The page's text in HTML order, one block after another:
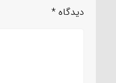
دیدگاه *